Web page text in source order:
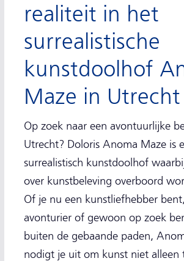
realiteit in het
surrealistische
kunstdoolhof
Maze in Utrecht
Op zoek naar een avontuurlijke
Utrecht? Doloris Anoma Maze is
surrealistisch kunstdoolhof
over kunstbeleving overboord
Of je nu een kunstliefhebber
avonturier of gewoon op zoek
buiten de gebaande paden,
nodigt je uit om kunst niet alleen